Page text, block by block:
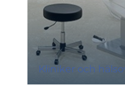
Kliniker och